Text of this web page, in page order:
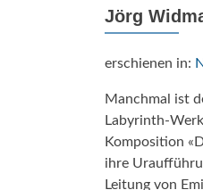
Jörg
erschienen in:
Manchmal ist
Labyrinth-
Komposition
ihre
Leitung von